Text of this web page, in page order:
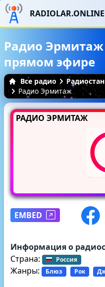
RADIOLAR.ONLINE
Радио Эрмитаж
прямом эфире
Все радио
Радио Эрмитаж
РАДИО ЭРМИТАЖ
EMBED
Информация о
Страна:
Россия
Жанры: Блюз Рок